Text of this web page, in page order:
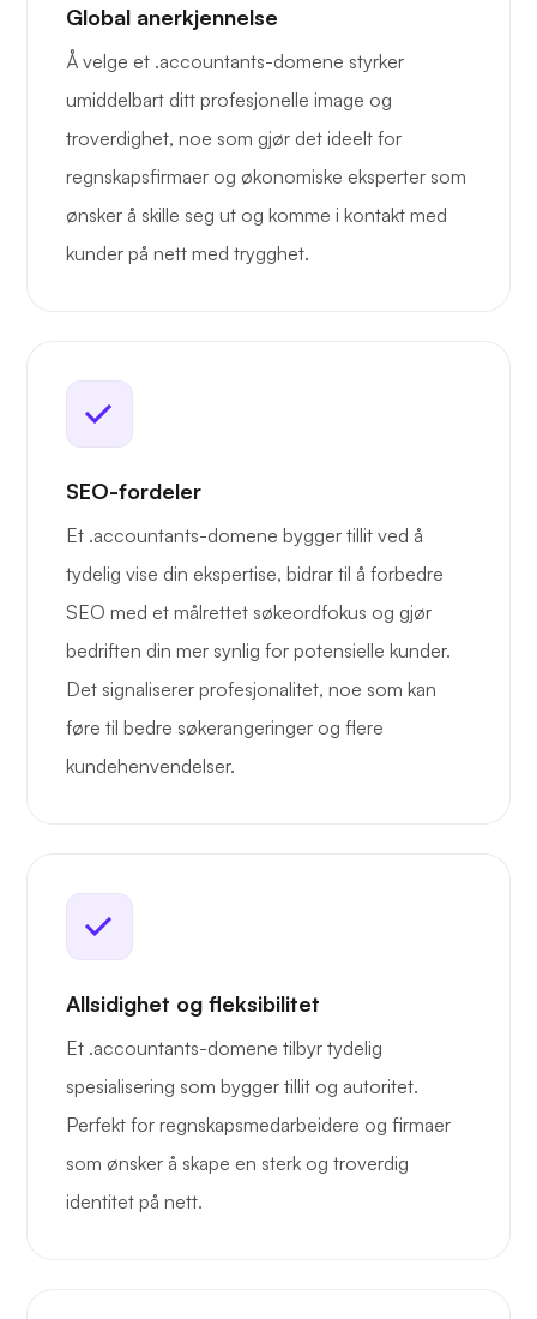
Global anerkjennelse
Å velge et .accountants-domene styrker
umiddelbart ditt profesjonelle image og
troverdighet, noe som gjør det ideelt for
regnskapsfirmaer og økonomiske eksperter som
ønsker å skille seg ut og komme i kontakt med
kunder på nett med trygghet.
SEO-fordeler
Et .accountants-domene bygger tillit ved å
tydelig vise din ekspertise, bidrar til å forbedre
SEO med et målrettet søkeordfokus og gjør
bedriften din mer synlig for potensielle kunder.
Det signaliserer profesjonalitet, noe som kan
føre til bedre søkerangeringer og flere
kundehenvendelser.
Allsidighet og fleksibilitet
Et .accountants-domene tilbyr tydelig
spesialisering som bygger tillit og autoritet.
Perfekt for regnskapsmedarbeidere og firmaer
som ønsker å skape en sterk og troverdig
identitet på nett.